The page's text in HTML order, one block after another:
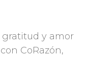
y amor
CoRazón,